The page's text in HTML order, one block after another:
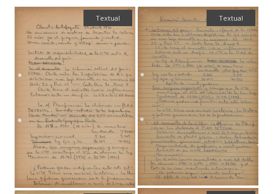
Textual Textual